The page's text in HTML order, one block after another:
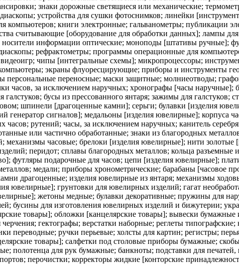
часов, за исключением наручных; хронографы [часы
галстуков; бусы из прессованного янтаря; зажимы для галстуков;
шпинели [драгоценные камни]; серьги; булавки [изделия
сигналов]; медальоны [изделия ювелирные]; корпуса
рутений; часы, за исключением наручных; канитель
или частично обработанные; знаки из благородных
механизмы часовые; брелоки [изделия ювелирные]; нити
перидот; сплавы благородных металлов; кольца разъемные
футляры подарочные для часов; цепи [изделия ювелирные];
медали; приборы хронометрические; барабаны [часовое
драгоценные; изделия ювелирные из янтаря; механизмы
ювелирные]; грунтовки для ювелирных изделий; гагат
жетоны медные; булавки декоративные; пружины для
бусины для изготовления ювелирных изделий и бижутерии;
товары]; обложки [канцелярские товары]; вывески
гектографы; верстатки наборные; реглеты
переводные; ручки перьевые; холсты для картин; регистры;
товары]; салфетки под столовые приборы бумажные;
полотенца для рук бумажные; банкноты; подставки для
перочистки; корректоры жидкие [конторские